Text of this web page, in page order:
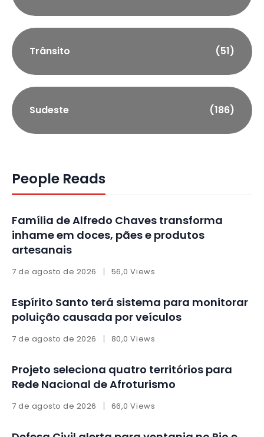
Trânsito (51)
Sudeste (186)
People Reads
Família de Alfredo Chaves transforma
inhame em doces, pães e produtos
artesanais
7 de agosto de 2026 56,0 Views
Espírito Santo terá sistema para monitorar
poluição causada por veículos
7 de agosto de 2026 80,0 Views
Projeto seleciona quatro territórios para
Rede Nacional de Afroturismo
7 de agosto de 2026 66,0 Views